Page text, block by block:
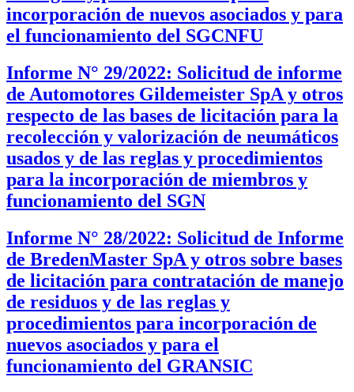
incorporación de nuevos asociados y para
el funcionamiento del SGCNFU
Informe N° 29/2022: Solicitud de informe
de Automotores Gildemeister SpA y otros
respecto de las bases de licitación para la
recolección y valorización de neumáticos
usados y de las reglas y procedimientos
para la incorporación de miembros y
funcionamiento del SGN
Informe N° 28/2022: Solicitud de Informe
de BredenMaster SpA y otros sobre bases
de licitación para contratación de manejo
de residuos y de las reglas y
procedimientos para incorporación de
nuevos asociados y para el
funcionamiento del GRANSIC